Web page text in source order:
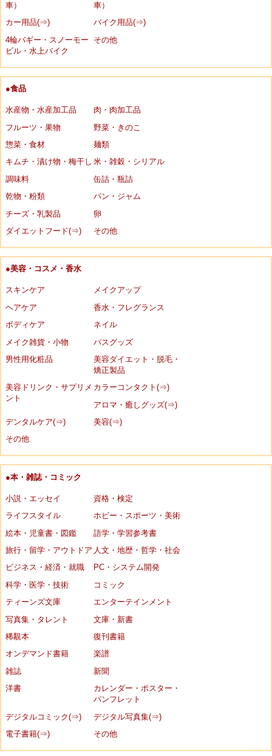
車）
車）
カー用品(⇒)
バイク用品(⇒)
4輪バギー・スノーモー
ビル・水上バイク
その他
●食品
水産物・水産加工品
肉・肉加工品
フルーツ・果物
野菜・きのこ
惣菜・食材
麺類
キムチ・漬け物・梅干し 米・雑穀・シリアル
調味料
缶詰・瓶詰
乾物・粉類
パン・ジャム
チーズ・乳製品
卵
ダイエットフード(⇒)
その他
●美容・コスメ・香水
スキンケア
メイクアップ
ヘアケア
香水・フレグランス
ボディケア
ネイル
メイク雑貨・小物
バスグッズ
男性用化粧品
美容ダイエット・脱毛・
矯正製品
美容ドリンク・サプリメ
ント
カラーコンタクト(⇒)
アロマ・癒しグッズ(⇒)
デンタルケア(⇒)
美容(⇒)
その他
●本・雑誌・コミック
小説・エッセイ
資格・検定
ライフスタイル
ホビー・スポーツ・美術
絵本・児童書・図鑑
語学・学習参考書
旅行・留学・アウトドア 人文・地歴・哲学・社会
ビジネス・経済・就職
PC・システム開発
科学・医学・技術
コミック
ティーンズ文庫
エンターテインメント
写真集・タレント
文庫・新書
稀覯本
復刊書籍
オンデマンド書籍
楽譜
雑誌
新聞
洋書
カレンダー・ポスター・
パンフレット
デジタルコミック(⇒)
デジタル写真集(⇒)
電子書籍(⇒)
その他